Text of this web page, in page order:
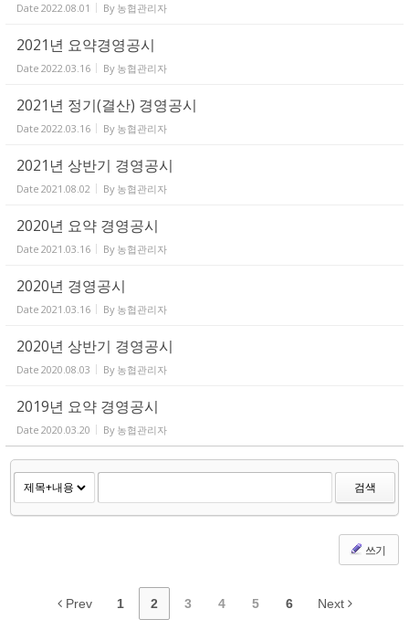
Date 2022.08.01 By 농협관리자
2021년 요약경영공시
Date 2022.03.16 By 농협관리자
2021년 정기(결산) 경영공시
Date 2022.03.16 By 농협관리자
2021년 상반기 경영공시
Date 2021.08.02 By 농협관리자
2020년 요약 경영공시
Date 2021.03.16 By 농협관리자
2020년 경영공시
Date 2021.03.16 By 농협관리자
2020년 상반기 경영공시
Date 2020.08.03 By 농협관리자
2019년 요약 경영공시
Date 2020.03.20 By 농협관리자
검색
쓰기
Prev 1 2 3 4 5 6 Next